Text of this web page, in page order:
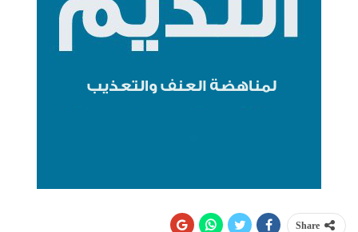
Share